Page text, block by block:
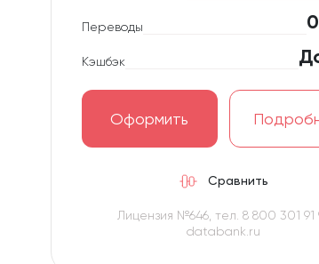
Переводы
Кэшбэк
Оформить
Сравнить
Лицензия №646, тел. 8 800 301 91
databank.ru